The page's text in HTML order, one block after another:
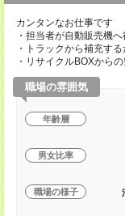
カンタンなお仕事です
・担当者が自動販売機
・トラックから補充す
・リサイクルBOXから
職場の雰囲気
年齢層
男女比率
職場の様子